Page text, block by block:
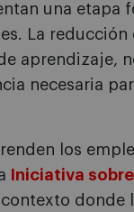
una etapa
La reducción
aprendizaje,
necesaria
los
Iniciativa
contexto donde